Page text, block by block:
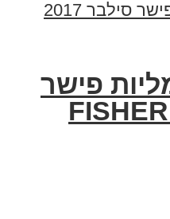
פישר
סילבר 2017 FISHER